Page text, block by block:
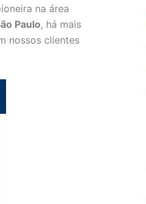
na área
Paulo, há mais
nossos clientes